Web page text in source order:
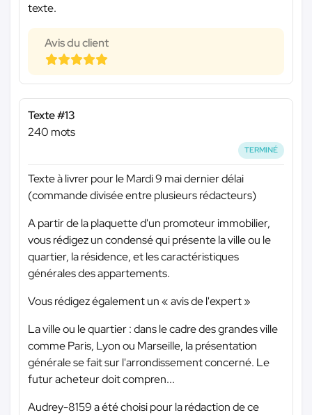
texte.
Avis du client
Texte #13
240 mots
TERMINÉ
Texte à livrer pour le Mardi 9 mai dernier délai
(commande divisée entre plusieurs rédacteurs)
A partir de la plaquette d'un promoteur immobilier,
vous rédigez un condensé qui présente la ville ou le
quartier, la résidence, et les caractéristiques
générales des appartements.
Vous rédigez également un « avis de l'expert »
La ville ou le quartier : dans le cadre des grandes ville
comme Paris, Lyon ou Marseille, la présentation
générale se fait sur l'arrondissement concerné. Le
futur acheteur doit compren...
Audrey-8159 a été choisi pour la rédaction de ce